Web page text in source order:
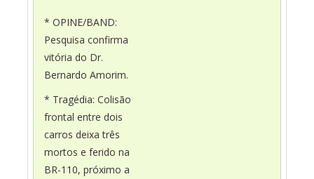
* OPINE/BAND:
Pesquisa confirma
vitória do Dr.
Bernardo Amorim.
* Tragédia: Colisão
frontal entre dois
carros deixa três
mortos e ferido na
BR-110, próximo a